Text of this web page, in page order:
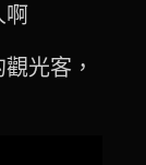
光客，